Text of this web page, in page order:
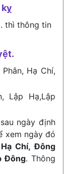
thì thông tin
Hạ Chí,
Lập Hạ,Lập
ngày định
xem ngày đó
Chí, Đông
Đông. Thông